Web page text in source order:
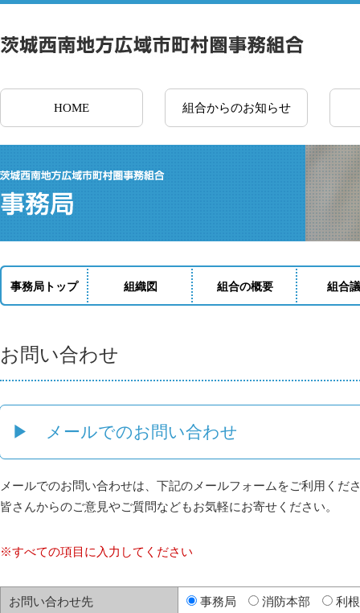
HOME 組合からのお知らせ
事務局トップ 組織図 組合の概要 組合
お問い合わせ
▶ メールでのお問い合わせ
メールでのお問い合わせは、下記のメールフォームをご利用くだ
皆さんからのご意見やご質問などもお気軽にお寄せください。
※すべての項目に入力してください
お問い合わせ先 事務局 消防本部 利